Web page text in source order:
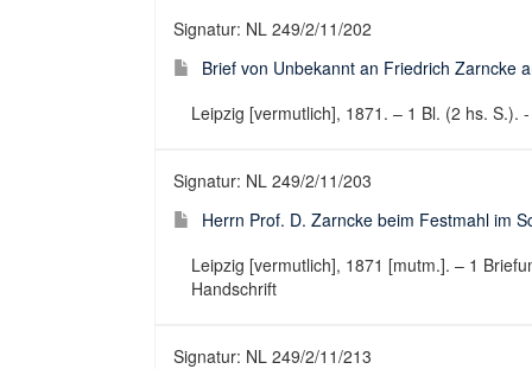
Signatur: NL 249/2/11/202
Brief von Unbekannt an Friedrich Zarncke
Leipzig [vermutlich], 1871. – 1 Bl. (2 hs. S.).
Signatur: NL 249/2/11/203
Herrn Prof. D. Zarncke beim Festmahl im
Leipzig [vermutlich], 1871 [mutm.]. – 1
Handschrift
Signatur: NL 249/2/11/213